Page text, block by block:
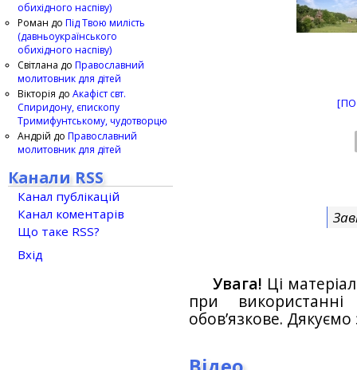
Увага! Ці
при
обов’язкове.
обихідного наспіву)
Роман до Під Твою милість
(давньоукраїнського
обихідного наспіву)
Світлана до Православний
молитовник для дітей
Вікторія до Акафіст свт.
Спиридону, єпископу
Тримифунтському, чудотворцю
Андрій до Православний
молитовник для дітей
Канали RSS
Канал публікацій
Канал коментарів
Що таке RSS?
Вхід